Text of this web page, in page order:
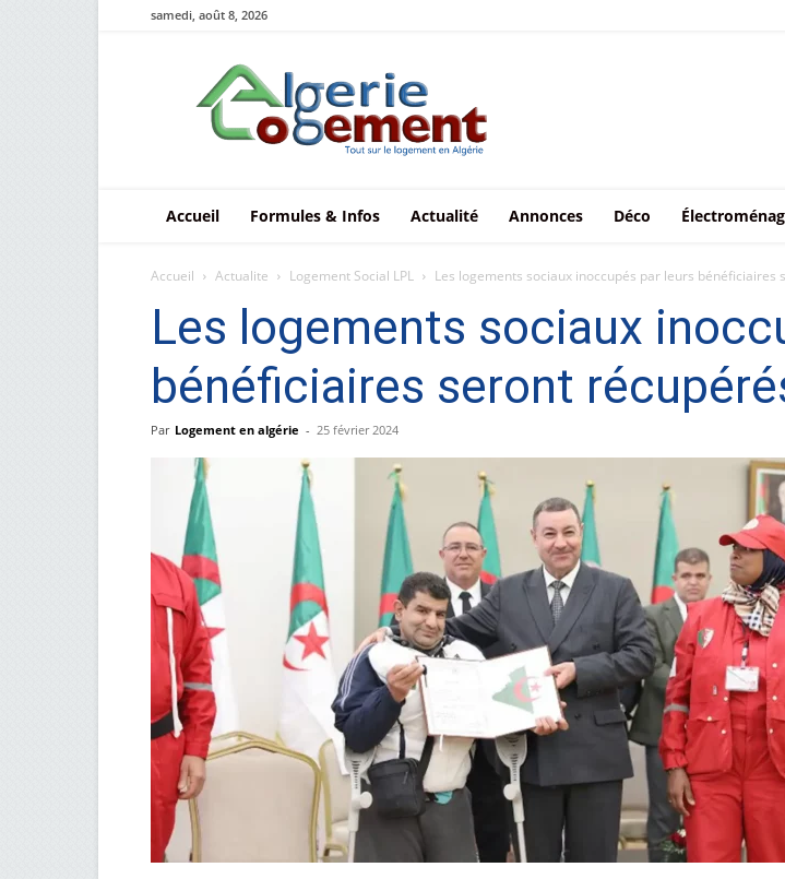
samedi, août 8, 2026
Le
logement
en
Algérie
Accueil Formules & Infos Actualité Annonces Déco
Accueil Actualite Logement Social LPL Les logements sociaux inoccupés par leurs bénéficiaires
Les logements sociaux
bénéficiaires seront
Par Logement en algérie - 25 février 2024